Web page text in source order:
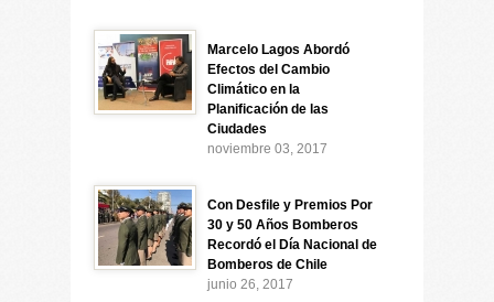
Marcelo Lagos Abordó
Efectos del Cambio
Climático en la
Planificación de las
Ciudades
noviembre 03, 2017
Con Desfile y Premios Por
30 y 50 Años Bomberos
Recordó el Día Nacional de
Bomberos de Chile
junio 26, 2017